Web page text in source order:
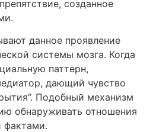
созданное
данное проявление
системы мозга. Когда
паттерн,
дающий чувство
Подобный механизм
обнаруживать отношения